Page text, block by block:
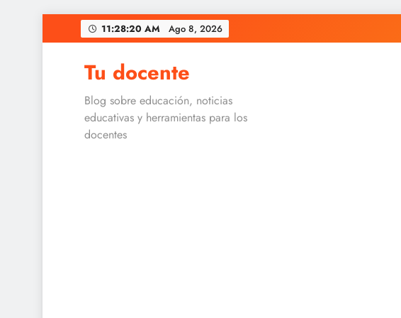
to
11:28:21 AM Ago 8, 2026
Tu docente
Blog sobre educación, noticias
educativas y herramientas para los
docentes